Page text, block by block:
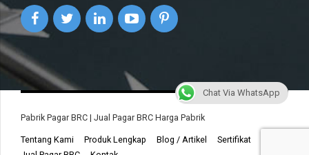
Pabrik Pagar BRC | Jual Pagar BRC Harga Pabrik
Tentang Kami Produk Lengkap Blog / Artikel
Sertifikat
Chat Via WhatsApp